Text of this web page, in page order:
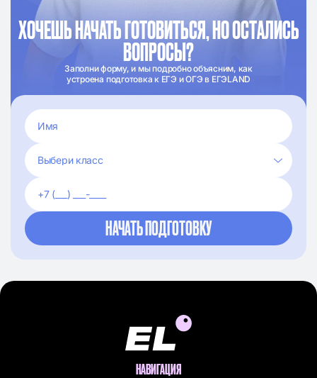
ХОЧЕШЬ НАЧАТЬ ГОТОВИТЬСЯ, НО ОСТАЛИСЬ
ВОПРОСЫ?
Заполни форму, и мы подробно объясним, как
устроена подготовка к ЕГЭ и ОГЭ в ЕГЭLAND
НАВИГАЦИЯ